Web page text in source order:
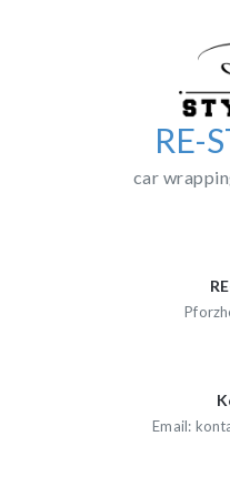
RE-
car
Email: